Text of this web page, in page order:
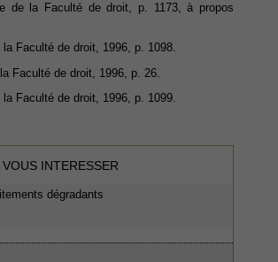
de la Faculté de droit, p. 1173, à propos
Faculté de droit, 1996, p. 1098.
Faculté de droit, 1996, p. 26.
Faculté de droit, 1996, p. 1099.
INTERESSER
dégradants